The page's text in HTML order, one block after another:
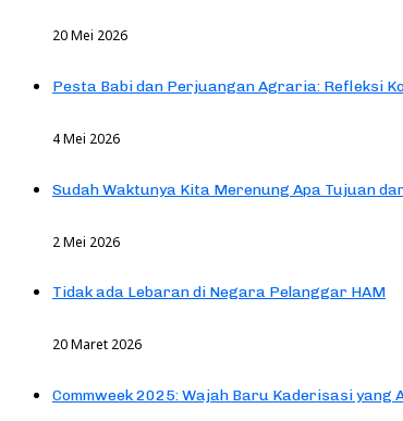
20 Mei 2026
Pesta Babi dan Perjuangan Agraria: Refleksi
4 Mei 2026
Sudah Waktunya Kita Merenung Apa Tujuan
2 Mei 2026
Tidak ada Lebaran di Negara Pelanggar HAM
20 Maret 2026
Commweek 2025: Wajah Baru Kaderisasi yang